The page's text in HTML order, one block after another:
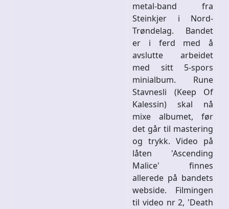
metal-band fra
Steinkjer i Nord-
Trøndelag. Bandet
er i ferd med å
avslutte arbeidet
med sitt 5-spors
minialbum. Rune
Stavnesli (Keep Of
Kalessin) skal nå
mixe albumet, før
det går til mastering
og trykk. Video på
låten 'Ascending
Malice' finnes
allerede på bandets
webside. Filmingen
til video nr 2, 'Death